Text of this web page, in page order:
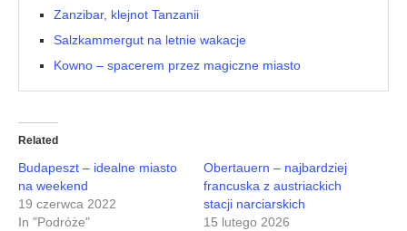
Zanzibar, klejnot Tanzanii
Salzkammergut na letnie wakacje
Kowno – spacerem przez magiczne miasto
Related
Budapeszt – idealne miasto
na weekend
19 czerwca 2022
In "Podróże"
Obertauern – najbardziej
francuska z austriackich
stacji narciarskich
15 lutego 2026